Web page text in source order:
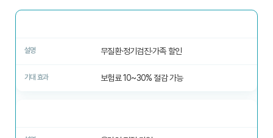
무질환·정기검진·가족 할인
보험료 10~30% 절감 가능